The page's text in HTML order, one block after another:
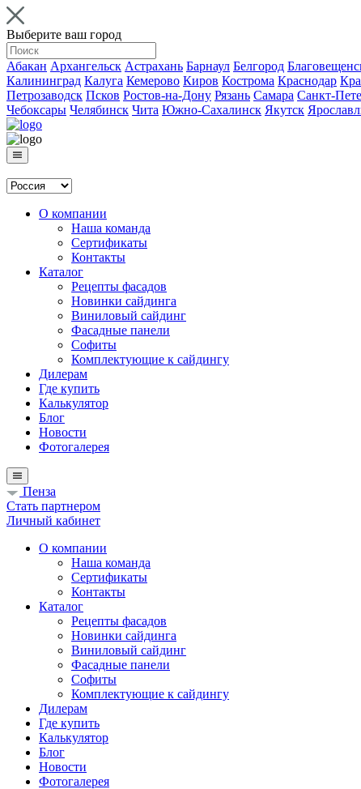
Выберите ваш город
Абакан Архангельск Астрахань Барнаул Белгород
Калининград Калуга Кемерово Киров Кострома Краснодар
Петрозаводск Псков Ростов-на-Дону Рязань Самара Санкт-
Чебоксары Челябинск Чита Южно-Сахалинск Якутск
О компании
Наша команда
Сертификаты
Контакты
Каталог
Рецепты фасадов
Новинки сайдинга
Виниловый сайдинг
Фасадные панели
Софиты
Комплектующие к сайдингу
Дилерам
Где купить
Калькулятор
Блог
Новости
Фотогалерея
Пенза
Стать партнером
Личный кабинет
О компании
Наша команда
Сертификаты
Контакты
Каталог
Рецепты фасадов
Новинки сайдинга
Виниловый сайдинг
Фасадные панели
Софиты
Комплектующие к сайдингу
Дилерам
Где купить
Калькулятор
Блог
Новости
Фотогалерея